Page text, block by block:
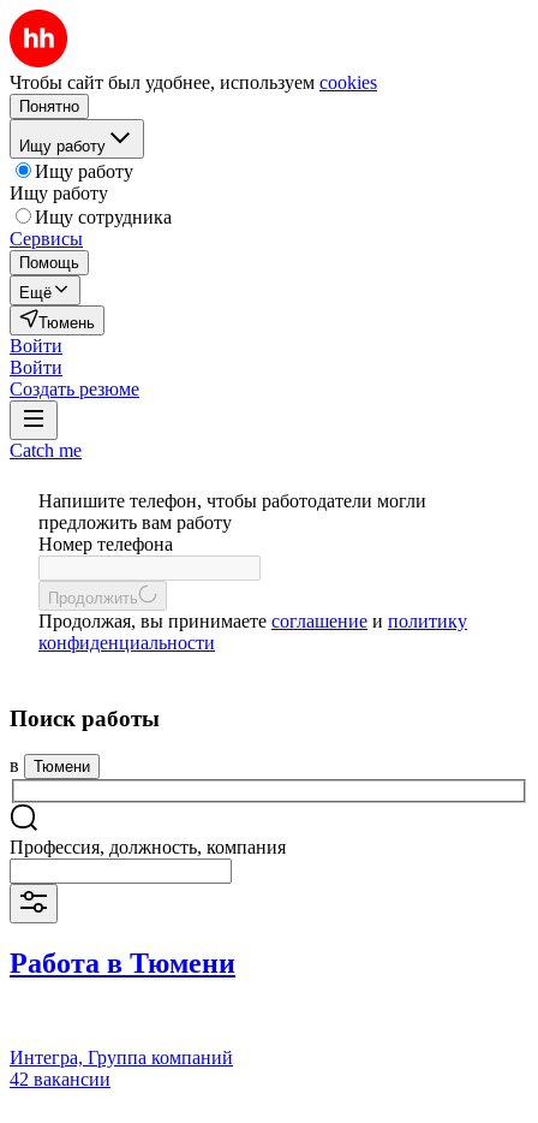
Чтобы сайт был удобнее, используем cookies
Понятно
Ищу работу
Ищу работу
Ищу работу
Ищу сотрудника
Сервисы
Помощь
Ещё
Тюмень
Войти
Войти
Создать резюме
Catch me
Напишите телефон, чтобы работодатели могли
предложить вам работу
Номер телефона
Продолжить
Продолжая, вы принимаете соглашение и политику
конфиденциальности
Поиск работы
в Тюмени
Профессия, должность, компания
Работа в Тюмени
Интегра, Группа компаний
42 вакансии